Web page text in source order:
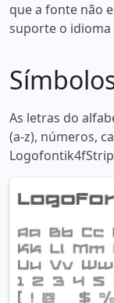
que a fonte não
suporte o idioma
As letras do
(a-z), números,